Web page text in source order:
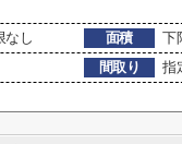
なし 面積 下
間取り
指